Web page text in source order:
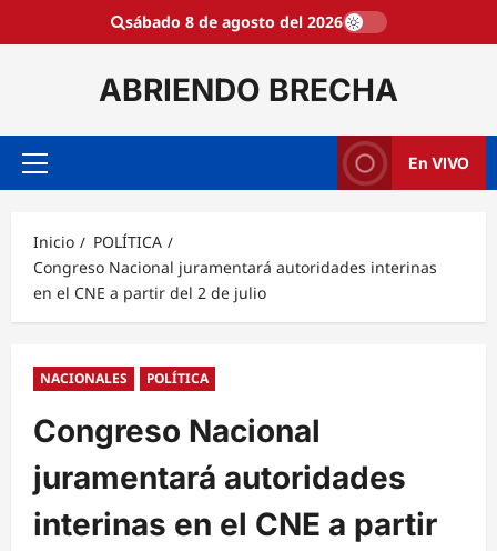
sábado 8 de agosto del 2026
ABRIENDO BRECHA
Menú
En VIVO
Inicio
POLÍTICA
Congreso Nacional juramentará autoridades interinas
en el CNE a partir del 2 de julio
NACIONALES POLÍTICA
Congreso Nacional
juramentará autoridades
interinas en el CNE a partir